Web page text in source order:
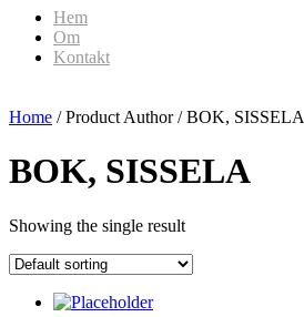
Hem
Om
Kontakt
Home / Product Author / BOK, SISSELA
BOK, SISSELA
Showing the single result